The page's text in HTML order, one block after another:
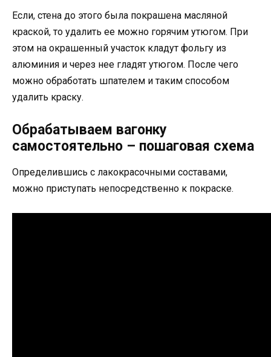
Если, стена до этого была покрашена масляной
краской, то удалить ее можно горячим утюгом. При
этом на окрашенный участок кладут фольгу из
алюминия и через нее гладят утюгом. После чего
можно обработать шпателем и таким способом
удалить краску.
Обрабатываем вагонку
самостоятельно – пошаговая схема
Определившись с лакокрасочными составами,
можно приступать непосредственно к покраске.